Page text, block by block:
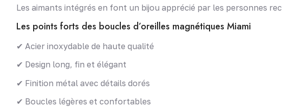
Les aimants intégrés en font un bijou apprécié par les personnes
Les points forts des boucles d’oreilles magnétiques Miami
✔ Acier inoxydable de haute qualité
✔ Design long, fin et élégant
✔ Finition métal avec détails dorés
✔ Boucles légères et confortables